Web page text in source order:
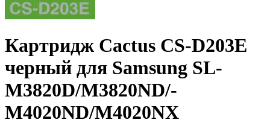
Картридж Cactus CS-D203E
черный для Samsung SL-
M3820D/­M3820ND/­
M4020ND/­M4020NX